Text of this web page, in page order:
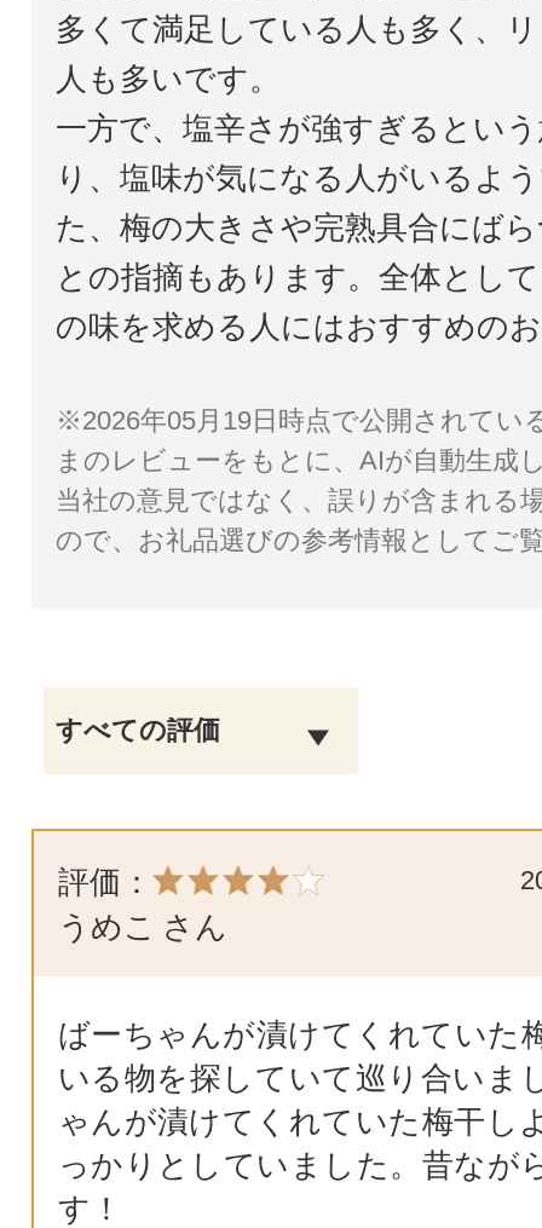
多くて満足している人も多く、
人も多いです。
一方で、塩辛さが強すぎるとい
り、塩味が気になる人がいるよ
た、梅の大きさや完熟具合にば
との指摘もあります。全体とし
の味を求める人にはおすすめの
※2026年05月19日時点で公開されてい
まのレビューをもとに、AIが自動生成
当社の意見ではなく、誤りが含まれる
ので、お礼品選びの参考情報としてご
評価：
うめこ さん
ばーちゃんが漬けてくれていた
いる物を探していて巡り合いま
ゃんが漬けてくれていた梅干し
っかりとしていました。昔なが
す！